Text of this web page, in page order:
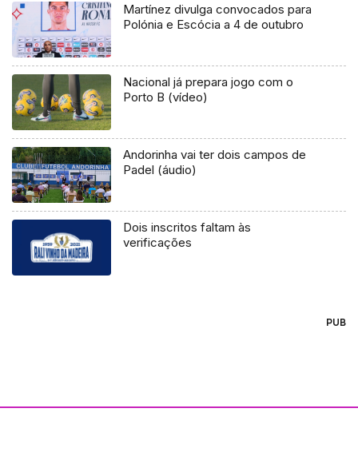
Martínez divulga convocados para
Polónia e Escócia a 4 de outubro
Nacional já prepara jogo com o
Porto B (vídeo)
Andorinha vai ter dois campos de
Padel (áudio)
Dois inscritos faltam às
verificações
PUB